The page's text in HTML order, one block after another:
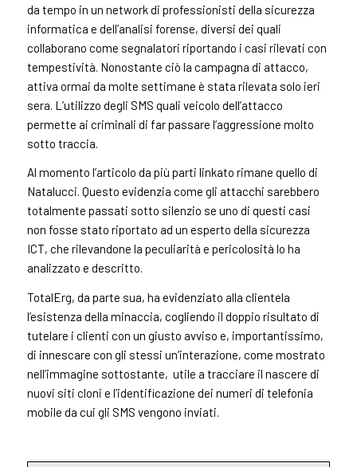
da tempo in un network di professionisti della sicurezza
informatica e dell’analisi forense, diversi dei quali
collaborano come segnalatori riportando i casi rilevati con
tempestività. Nonostante ciò la campagna di attacco,
attiva ormai da molte settimane è stata rilevata solo ieri
sera. L’utilizzo degli SMS quali veicolo dell’attacco
permette ai criminali di far passare l’aggressione molto
sotto traccia.
Al momento l’articolo da più parti linkato rimane quello di
Natalucci. Questo evidenzia come gli attacchi sarebbero
totalmente passati sotto silenzio se uno di questi casi
non fosse stato riportato ad un esperto della sicurezza
ICT, che rilevandone la peculiarità e pericolosità lo ha
analizzato e descritto.
TotalErg, da parte sua, ha evidenziato alla clientela
l’esistenza della minaccia, cogliendo il doppio risultato di
tutelare i clienti con un giusto avviso e, importantissimo,
di innescare con gli stessi un’interazione, come mostrato
nell’immagine sottostante, utile a tracciare il nascere di
nuovi siti cloni e l’identificazione dei numeri di telefonia
mobile da cui gli SMS vengono inviati.